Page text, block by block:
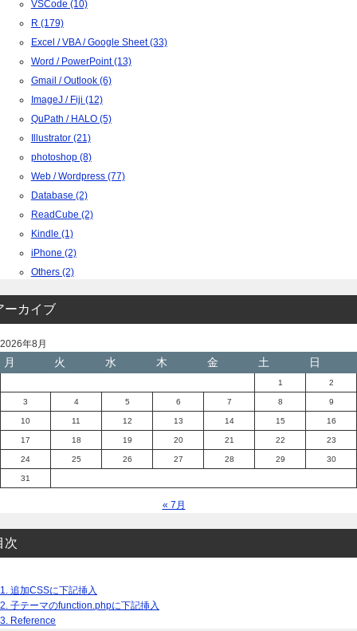
VSCode (10)
R (179)
Excel / VBA / Google Sheet (33)
Word / PowerPoint (13)
Gmail / Outlook (6)
ImageJ / Fiji (12)
QuPath / HALO (5)
Illustrator (21)
photoshop (8)
Web / Wordpress (77)
Database (2)
ReadCube (2)
Kindle (1)
iPhone (2)
Others (2)
ーカイブ
2026年8月
月 火 水 木 金 土 日
1 2
3 4 5 6 7 8 9
10 11 12 13 14 15 16
17 18 19 20 21 22 23
24 25 26 27 28 29 30
31
« 7月
次
1. 追加CSSに下記挿入
2. 子テーマのfunction.phpに下記挿入
3. Reference